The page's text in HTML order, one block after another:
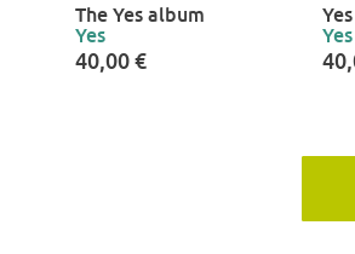
The Yes album
Yes
40,00 €
Yes
Yes